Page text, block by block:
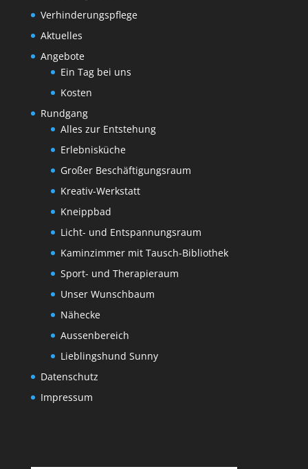
Verhinderungspflege
Aktuelles
Angebote
Ein Tag bei uns
Kosten
Rundgang
Alles zur Entstehung
Erlebnisküche
Großer Beschäftigungsraum
Kreativ-Werkstatt
Kneippbad
Licht- und Entspannungsraum
Kaminzimmer mit Tausch-Bibliothek
Sport- und Therapieraum
Unser Wunschbaum
Nähecke
Aussenbereich
Lieblingshund Sunny
Datenschutz
Impressum